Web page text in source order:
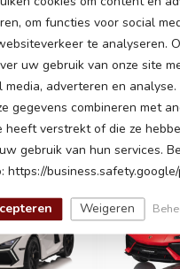
opvallende
MP4-DISPLAY
om functies voor social
te analyseren.
uw gebruik van onze site
media, adverteren en
gegevens combineren met
heeft verstrekt of die ze
gebruik van hun services.
https://
Weigeren